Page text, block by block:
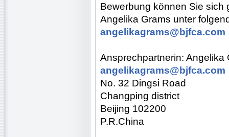
Bewerbung können Sie sich
Angelika Grams unter
angelikagrams@bjfca.com
Ansprechpartnerin: Angelika
angelikagrams@bjfca.com
No. 32 Dingsi Road
Changping district
Beijing 102200
P.R.China